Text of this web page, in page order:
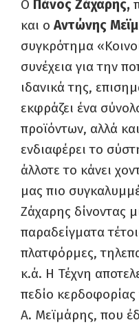
Ο Πάνος Ζάχαρης,
και ο Αντώνης
συγκρότημα
συνέχεια για την
ιδανικά της,
εκφράζει ένα
προϊόντων, αλλά
ενδιαφέρει το
άλλοτε το κάνει
μας πιο
Ζάχαρης δίνοντας
παραδείγματα
πλατφόρμες,
κ.ά. Η Τέχνη
πεδίο κερδοφορίας
Α. Μεϊμάρης, που